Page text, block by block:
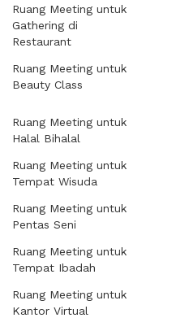
Ruang Meeting untuk
Gathering di
Restaurant
Ruang Meeting untuk
Beauty Class
Ruang Meeting untuk
Halal Bihalal
Ruang Meeting untuk
Tempat Wisuda
Ruang Meeting untuk
Pentas Seni
Ruang Meeting untuk
Tempat Ibadah
Ruang Meeting untuk
Kantor Virtual